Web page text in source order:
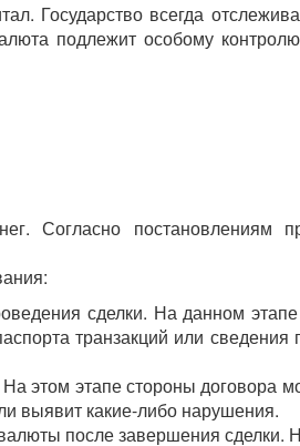
Государство всегда
подлежит особому
Согласно постановлениям
сделки. На данном этапе
транзакций или сведения
этом этапе стороны договора
выявит какие-либо нарушения.
после завершения сделки.